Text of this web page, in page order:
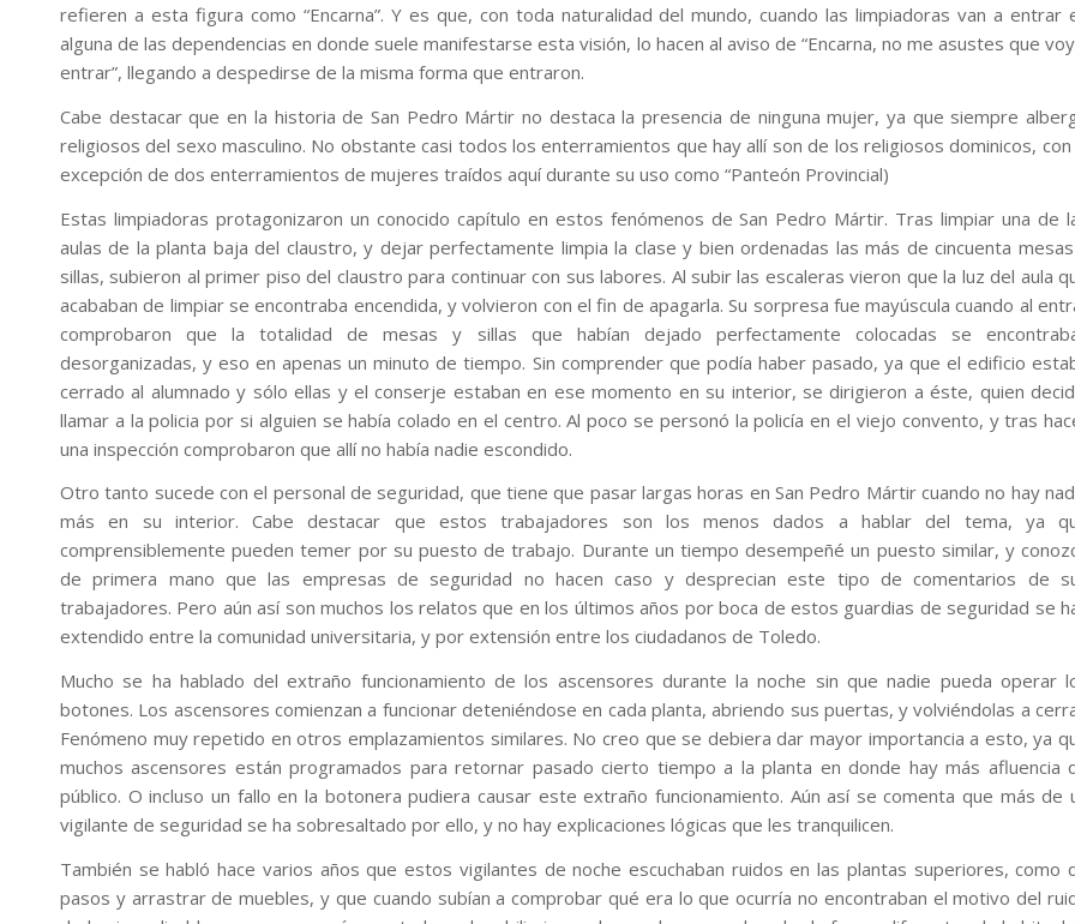
refieren a esta figura como “Encarna”. Y es que, con toda naturalidad del mundo, cuando las limpiadoras van a entrar
alguna de las dependencias en donde suele manifestarse esta visión, lo hacen al aviso de “Encarna, no me asustes que
entrar”, llegando a despedirse de la misma forma que entraron.
Cabe destacar que en la historia de San Pedro Mártir no destaca la presencia de ninguna mujer, ya que siempre
religiosos del sexo masculino. No obstante casi todos los enterramientos que hay allí son de los religiosos dominicos, con
excepción de dos enterramientos de mujeres traídos aquí durante su uso como “Panteón Provincial)
Estas limpiadoras protagonizaron un conocido capítulo en estos fenómenos de San Pedro Mártir. Tras limpiar una de
aulas de la planta baja del claustro, y dejar perfectamente limpia la clase y bien ordenadas las más de cincuenta
sillas, subieron al primer piso del claustro para continuar con sus labores. Al subir las escaleras vieron que la luz del aula
acababan de limpiar se encontraba encendida, y volvieron con el fin de apagarla. Su sorpresa fue mayúscula cuando al
comprobaron que la totalidad de mesas y sillas que habían dejado perfectamente colocadas se
desorganizadas, y eso en apenas un minuto de tiempo. Sin comprender que podía haber pasado, ya que el edificio
cerrado al alumnado y sólo ellas y el conserje estaban en ese momento en su interior, se dirigieron a éste, quien
llamar a la policia por si alguien se había colado en el centro. Al poco se personó la policía en el viejo convento, y tras
una inspección comprobaron que allí no había nadie escondido.
Otro tanto sucede con el personal de seguridad, que tiene que pasar largas horas en San Pedro Mártir cuando no hay
más en su interior. Cabe destacar que estos trabajadores son los menos dados a hablar del tema, ya
comprensiblemente pueden temer por su puesto de trabajo. Durante un tiempo desempeñé un puesto similar, y
de primera mano que las empresas de seguridad no hacen caso y desprecian este tipo de comentarios de
trabajadores. Pero aún así son muchos los relatos que en los últimos años por boca de estos guardias de seguridad se
extendido entre la comunidad universitaria, y por extensión entre los ciudadanos de Toledo.
Mucho se ha hablado del extraño funcionamiento de los ascensores durante la noche sin que nadie pueda operar
botones. Los ascensores comienzan a funcionar deteniéndose en cada planta, abriendo sus puertas, y volviéndolas a
Fenómeno muy repetido en otros emplazamientos similares. No creo que se debiera dar mayor importancia a esto, ya
muchos ascensores están programados para retornar pasado cierto tiempo a la planta en donde hay más afluencia
público. O incluso un fallo en la botonera pudiera causar este extraño funcionamiento. Aún así se comenta que más de
vigilante de seguridad se ha sobresaltado por ello, y no hay explicaciones lógicas que les tranquilicen.
También se habló hace varios años que estos vigilantes de noche escuchaban ruidos en las plantas superiores, como
pasos y arrastrar de muebles, y que cuando subían a comprobar qué era lo que ocurría no encontraban el motivo del